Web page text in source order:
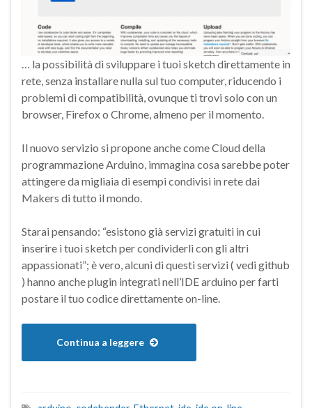
… la possibilità di sviluppare i tuoi sketch direttamente in
rete, senza installare nulla sul tuo computer, riducendo i
problemi di compatibilità, ovunque ti trovi solo con un
browser, Firefox o Chrome, almeno per il momento.
Il nuovo servizio si propone anche come Cloud della
programmazione Arduino, immagina cosa sarebbe poter
attingere da migliaia di esempi condivisi in rete dai
Makers di tutto il mondo.
Starai pensando: “esistono già servizi gratuiti in cui
inserire i tuoi sketch per condividerli con gli altri
appassionati”; è vero, alcuni di questi servizi ( vedi github
) hanno anche plugin integrati nell’IDE arduino per farti
postare il tuo codice direttamente on-line.
Continua a leggere